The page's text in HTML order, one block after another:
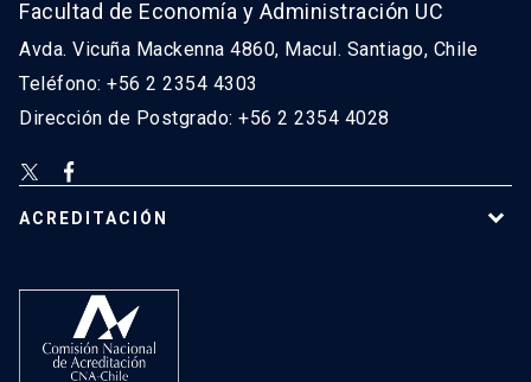
Facultad de Economía y Administración UC
Avda. Vicuña Mackenna 4860, Macul. Santiago, Chile
Teléfono: +56 2 2354 4303
Dirección de Postgrado: +56 2 2354 4028
ACREDITACIÓN